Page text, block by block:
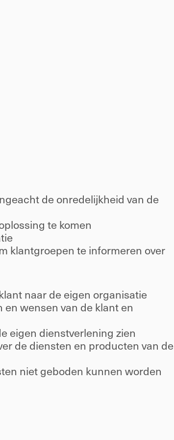
de onredelijkheid van de
te komen
klantgroepen te informeren over
naar de eigen organisatie
wensen van de klant en
eigen dienstverlening zien
de diensten en producten van de
niet geboden kunnen worden